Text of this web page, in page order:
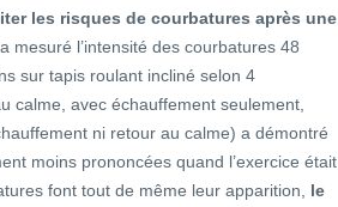
les risques de courbatures après une
mesuré l’intensité des courbatures 48
sur tapis roulant incliné selon 4
calme, avec échauffement seulement,
ni retour au calme) a démontré
moins prononcées quand l’exercice était
font tout de même leur apparition, le